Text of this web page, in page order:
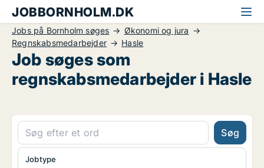
JOBBORNHOLM.DK
Jobs på Bornholm søges
Økonomi og jura
Regnskabsmedarbejder
Hasle
Job søges som
regnskabsmedarbejder i Hasle
Søg
Jobtype